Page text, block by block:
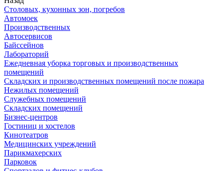
Столовых, кухонных зон, погребов
Автомоек
Производственных
Автосервисов
Байссейнов
Лабораторий
Ежедневная уборка торговых и производственных
помещений
Складских и производственных помещений после пожара
Нежилых помещений
Служебных помещений
Складских помещений
Бизнес-центров
Гостиниц и хостелов
Кинотеатров
Медицинских учреждений
Парикмахерских
Парковок